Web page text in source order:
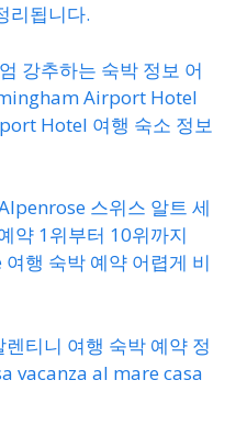
리됩니다.
강추하는 숙박 정보 어
Airport Hotel
Hotel 여행 숙소 정보
스위스 알트 세
약 1위부터 10위까지
행 숙박 예약 어렵게 비
티니 여행 숙박 예약 정
vacanza al mare casa